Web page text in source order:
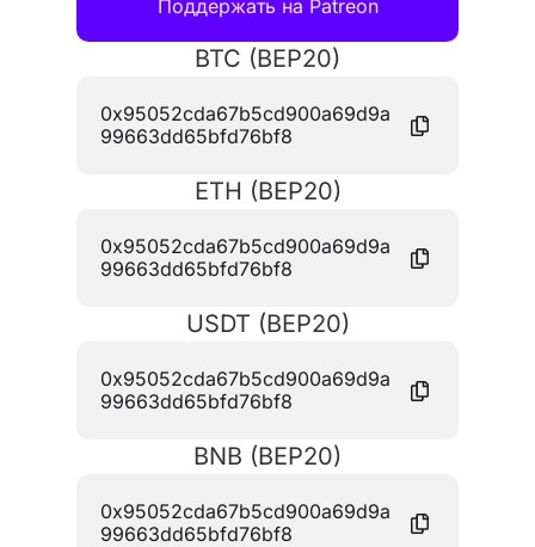
Поддержать на Patreon
BTC (BEP20)
0x95052cda67b5cd900a69d9a
99663dd65bfd76bf8
ETH (BEP20)
0x95052cda67b5cd900a69d9a
99663dd65bfd76bf8
USDT (BEP20)
0x95052cda67b5cd900a69d9a
99663dd65bfd76bf8
BNB (BEP20)
0x95052cda67b5cd900a69d9a
99663dd65bfd76bf8